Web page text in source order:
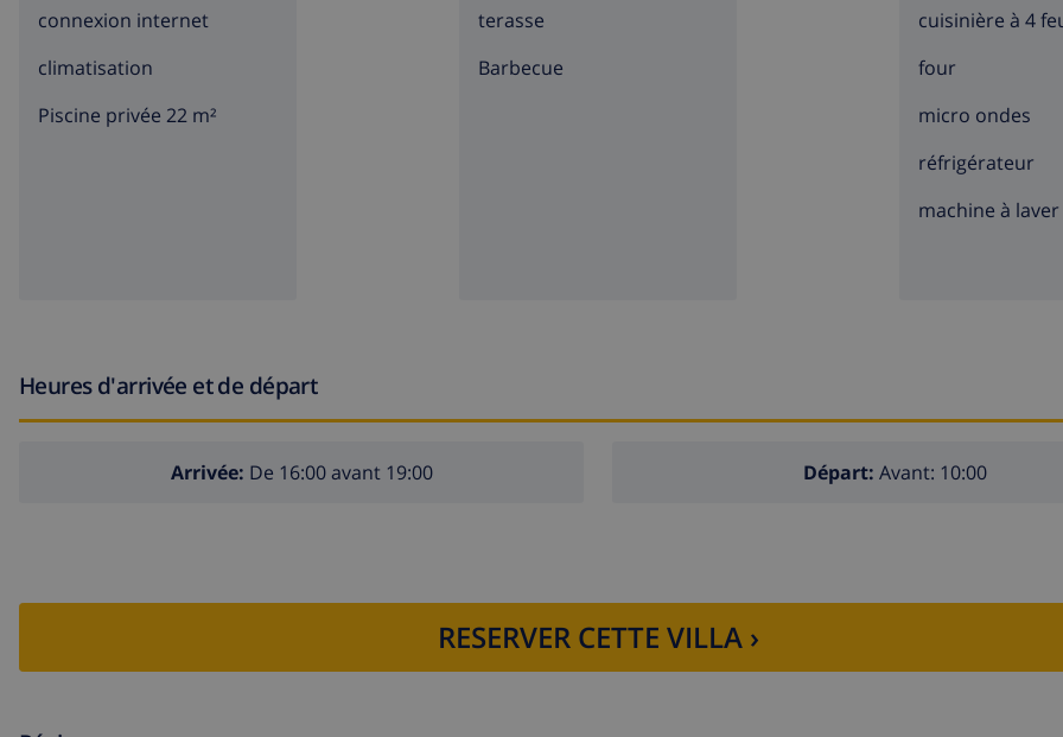
connexion internet
climatisation
Piscine privée 22 m²
terasse
barbecue
cuisinière à 4
four
micro ondes
réfrigérateur
machine à laver
Heures d'arrivée et de départ
Arrivée: De 16:00 avant 19:00 Départ: Avant: 10:00
RESERVER CETTE VILLA ›